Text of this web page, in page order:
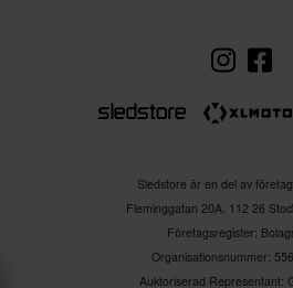
Sledstore är en del av
Fleminggatan 20A, 112 26
Företagsregister:
Organisationsnummer:
Auktoriserad Representant: